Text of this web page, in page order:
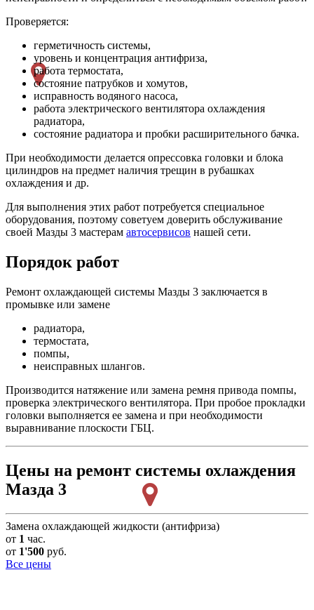
Проверяется:
герметичность системы,
уровень и концентрация антифриза,
работа термостата,
состояние патрубков и хомутов,
исправность водяного насоса,
работа электрического вентилятора охлаждения
радиатора,
состояние радиатора и пробки расширительного бачка.
При необходимости делается опрессовка головки и блока
цилиндров на предмет наличия трещин в рубашках
охлаждения и др.
Для выполнения этих работ потребуется специальное
оборудования, поэтому советуем доверить обслуживание
своей Мазды 3 мастерам автосервисов нашей сети.
Порядок работ
Ремонт охлаждающей системы Мазды 3 заключается в
промывке или замене
радиатора,
термостата,
помпы,
неисправных шлангов.
Производится натяжение или замена ремня привода помпы,
проверка электрического вентилятора. При пробое прокладки
головки выполняется ее замена и при необходимости
выравнивание плоскости ГБЦ.
Цены на ремонт системы охлаждения
Мазда 3
Замена охлаждающей жидкости (антифриза)
от 1 час.
от 1'500 руб.
Все цены